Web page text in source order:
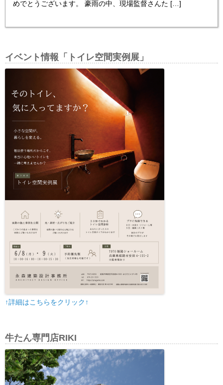
めでとうございます。 豪雨の中、現場監督さんた […]
イベント情報「トイレ空間実例展」
↑詳細はこちらをクリック↑
牛たん専門店RIKI